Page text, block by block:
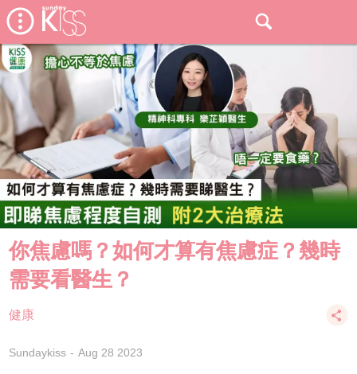
你焦慮嗎？如何才算有焦慮症？幾時
需要看醫生？
健康
Sundaykiss Aug 28 2023